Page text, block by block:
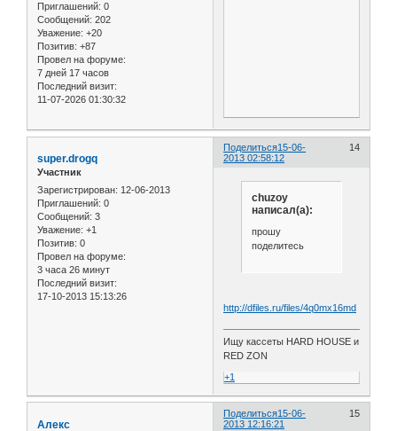
Приглашений: 0
Сообщений: 202
Уважение: +20
Позитив: +87
Провел на форуме:
7 дней 17 часов
Последний визит:
11-07-2026 01:30:32
Поделиться 14
15-06-
2013 02:58:12
super.drogq
Участник
Зарегистрирован: 12-06-2013
Приглашений: 0
Сообщений: 3
Уважение: +1
Позитив: 0
Провел на форуме:
3 часа 26 минут
Последний визит:
17-10-2013 15:13:26
chuzoy
написал(а):
прошу
поделитесь
http://dfiles.ru/files/4q0mx16md
Ищу кассеты HARD HOUSE и
RED ZON
+1
Поделиться 15
15-06-
2013 12:16:21
Алекс